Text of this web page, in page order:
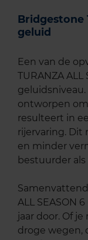
Bridgestone
geluid
Een van de
TURANZA ALL
ontworpen
resulteert in
rijervaring. Dit
en minder
bestuurder als
ALL SEASON
jaar door. Of
droge wegen,